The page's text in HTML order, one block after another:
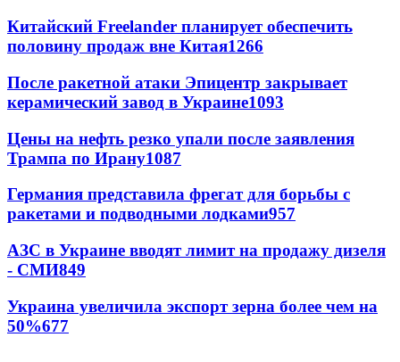
Китайский Freelander планирует обеспечить
половину продаж вне Китая1266
После ракетной атаки Эпицентр закрывает
керамический завод в Украине1093
Цены на нефть резко упали после заявления
Трампа по Ирану1087
Германия представила фрегат для борьбы с
ракетами и подводными лодками957
АЗС в Украине вводят лимит на продажу дизеля
- СМИ849
Украина увеличила экспорт зерна более чем на
50%677